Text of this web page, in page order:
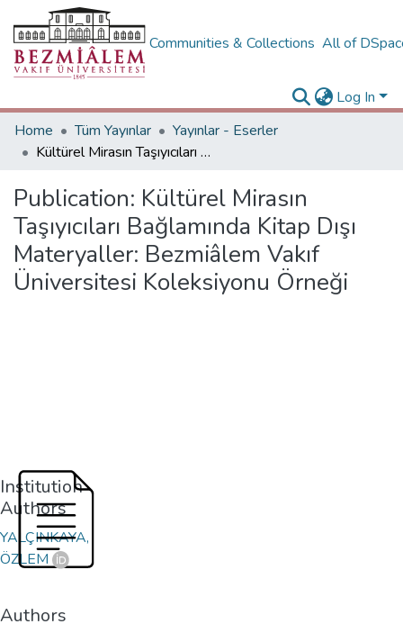
Communities & Collections All of
Log In
Home
Tüm Yayınlar
Yayınlar - Eserler
Kültürel Mirasın Taşıyıcıları Bağlamında Kitap Dışı Materyaller: Bezmiâlem Vakıf Üniversitesi Koleksiyonu Örneği
Publication: Kültürel Mirasın
Taşıyıcıları Bağlamında Kitap Dışı
Materyaller: Bezmiâlem Vakıf
Üniversitesi Koleksiyonu Örneği
Institution
Authors
YALÇINKAYA,
ÖZLEM
Authors